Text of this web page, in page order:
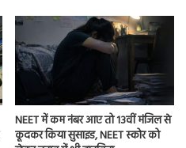
NEET में कम नंबर आए तो 13वीं मंजिल से
कूदकर किया सुसाइड, NEET स्कोर को